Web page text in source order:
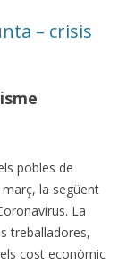
– crisis
pobles de
la següent
La
treballadores,
cost econòmic